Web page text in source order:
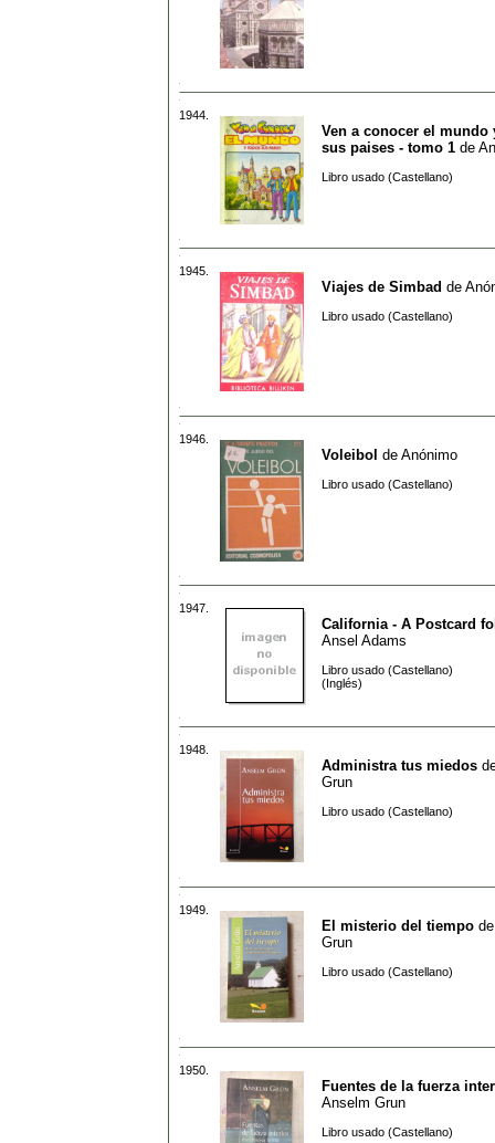
1944.
Ven a conocer el mundo
sus paises - tomo 1 de
Libro usado (Castellano)
1945.
Viajes de Simbad de
Libro usado (Castellano)
1946.
Voleibol de Anónimo
Libro usado (Castellano)
1947.
California - A Postcard
Ansel Adams
Libro usado (Castellano)
(Inglés)
1948.
Administra tus miedos
Grun
Libro usado (Castellano)
1949.
El misterio del tiempo
Grun
Libro usado (Castellano)
1950.
Fuentes de la fuerza
Anselm Grun
Libro usado (Castellano)